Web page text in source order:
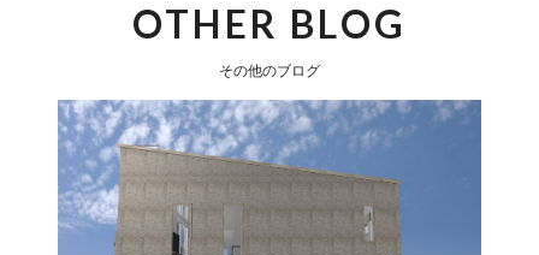
OTHER BLOG
その他のブログ